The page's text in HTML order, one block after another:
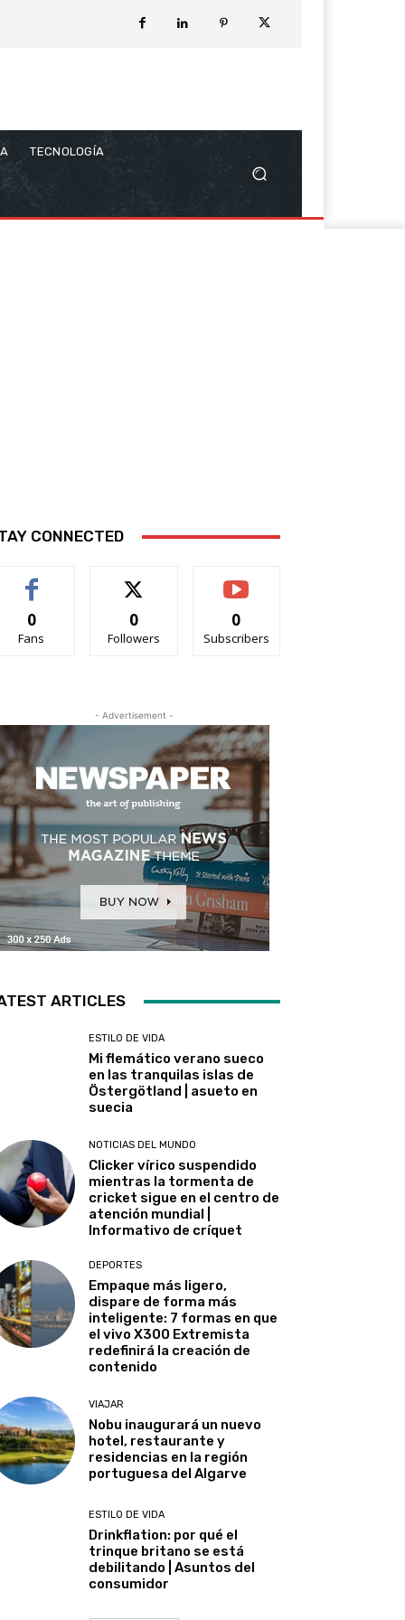
TECNOLOGÍA
CONNECTED
0
Fans
0
Followers
0
Subscribers
- Advertisement -
ARTICLES
ESTILO DE VIDA
Mi flemático verano sueco
en las tranquilas islas de
Östergötland | asueto en
suecia
NOTICIAS DEL MUNDO
Clicker vírico suspendido
mientras la tormenta de
cricket sigue en el centro de
atención mundial |
Informativo de críquet
DEPORTES
Empaque más ligero,
dispare de forma más
inteligente: 7 formas en que
el vivo X300 Extremista
redefinirá la creación de
contenido
VIAJAR
Nobu inaugurará un nuevo
hotel, restaurante y
residencias en la región
portuguesa del Algarve
ESTILO DE VIDA
Drinkflation: por qué el
trinque britano se está
debilitando | Asuntos del
consumidor